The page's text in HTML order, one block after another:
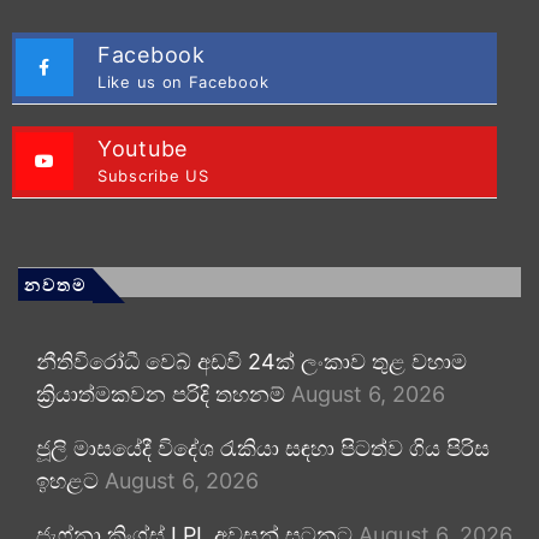
Facebook
Like us on Facebook
Youtube
Subscribe US
නවතම
නීතිවිරෝධී වෙබ් අඩවි 24ක් ලංකාව තුළ වහාම
ක්‍රියාත්මකවන පරිදි තහනම් August 6, 2026
ජූලි මාසයේදී විදේශ රැකියා සඳහා පිටත්ව ගිය පිරිස
ඉහළට August 6, 2026